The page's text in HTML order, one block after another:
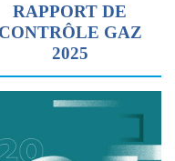
RAPPORT DE
CONTRÔLE GAZ
2025